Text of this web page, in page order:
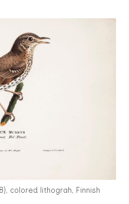
colored lithograh, Finnish